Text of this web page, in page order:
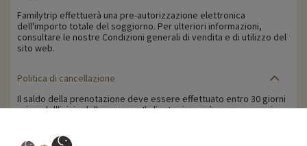
Familytrip effettuerà una pre-autorizzazione elettronica
dell'importo totale del soggiorno. Per ulteriori informazioni,
consultare le nostre Condizioni generali di vendita e di utilizzo del
sito web.
Politica di cancellazione
Il saldo della prenotazione deve essere effettuato entro 30 giorni
prima dell'inizio della vacanza. Il cliente riceverà un promemoria